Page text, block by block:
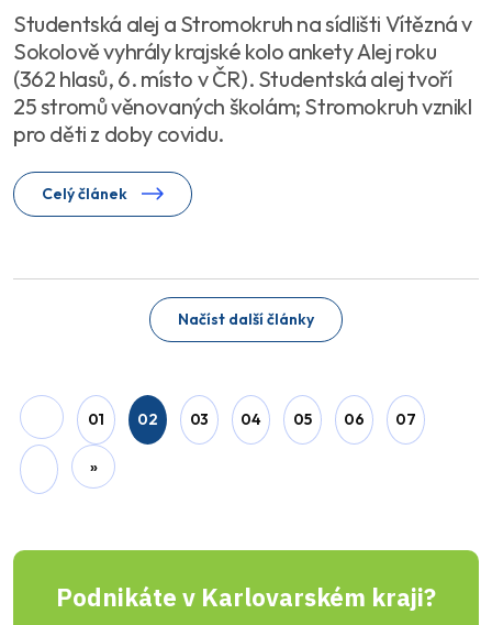
Studentská alej a Stromokruh na sídlišti Vítězná v
Sokolově vyhrály krajské kolo ankety Alej roku
(362 hlasů, 6. místo v ČR). Studentská alej tvoří
25 stromů věnovaných školám; Stromokruh vznikl
pro děti z doby covidu.
Celý článek